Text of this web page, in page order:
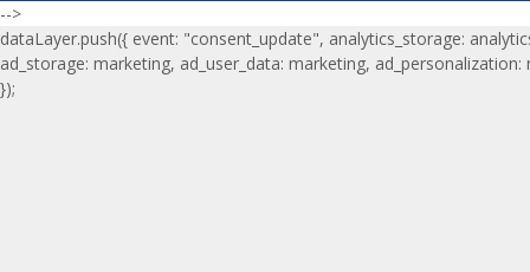
-->
dataLayer.push({ event: "consent_update", analytics_storage:
ad_storage: marketing, ad_user_data: marketing, ad_personalization:
});